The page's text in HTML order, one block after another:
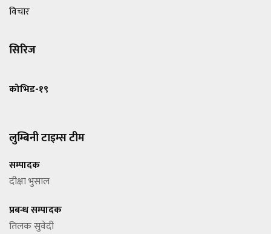
विचार
सिरिज
कोभिड-१९
लुम्बिनी टाइम्स टीम
सम्पादक
दीक्षा भुसाल
प्रबन्ध सम्पादक
तिलक सुवेदी